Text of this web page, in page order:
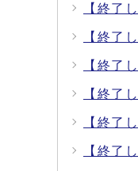
【終了
【終了
【終了
【終了
【終了
【終了